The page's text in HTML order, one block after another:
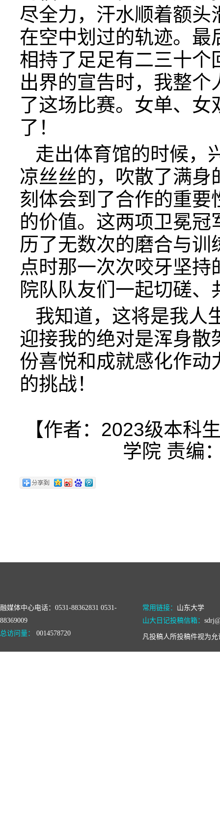
尽全力，汗水顺着额头
在空中划过的轨迹。最
相持了足足有二三十个
出界的宣告时，我整
了这场比赛。女单、
了！
走出体育馆的时候，
凉丝丝的，吹散了满
刻体会到了合作的重
的价值。这两项卫冕
历了无数次的磨合与
点时那一次次咬牙坚
院队队友们一起切磋
我知道，这将是我人
迎接我的绝对是浑身散
份喜悦和成就感化作动
的挑战！
【作者：2023级本科
学院 责编
融媒体中心电话：0531-88362831 0531-
88369009
常用链接： 山东大学
山大日记投稿信箱：
总访问量：
0014578720 凡投稿人所投稿件视为